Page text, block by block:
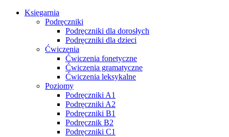
Księgarnia
Podręczniki
Podręczniki dla dorosłych
Podręczniki dla dzieci
Ćwiczenia
Ćwiczenia fonetyczne
Ćwiczenia gramatyczne
Ćwiczenia leksykalne
Poziomy
Podręczniki A1
Podręczniki A2
Podręczniki B1
Podręcznik B2
Podręczniki C1